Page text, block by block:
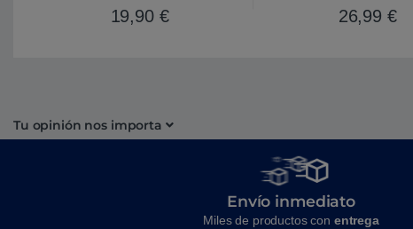
19,90 € 26,99 €
Tu opinión nos importa
Envío inmediato
Miles de productos con entrega